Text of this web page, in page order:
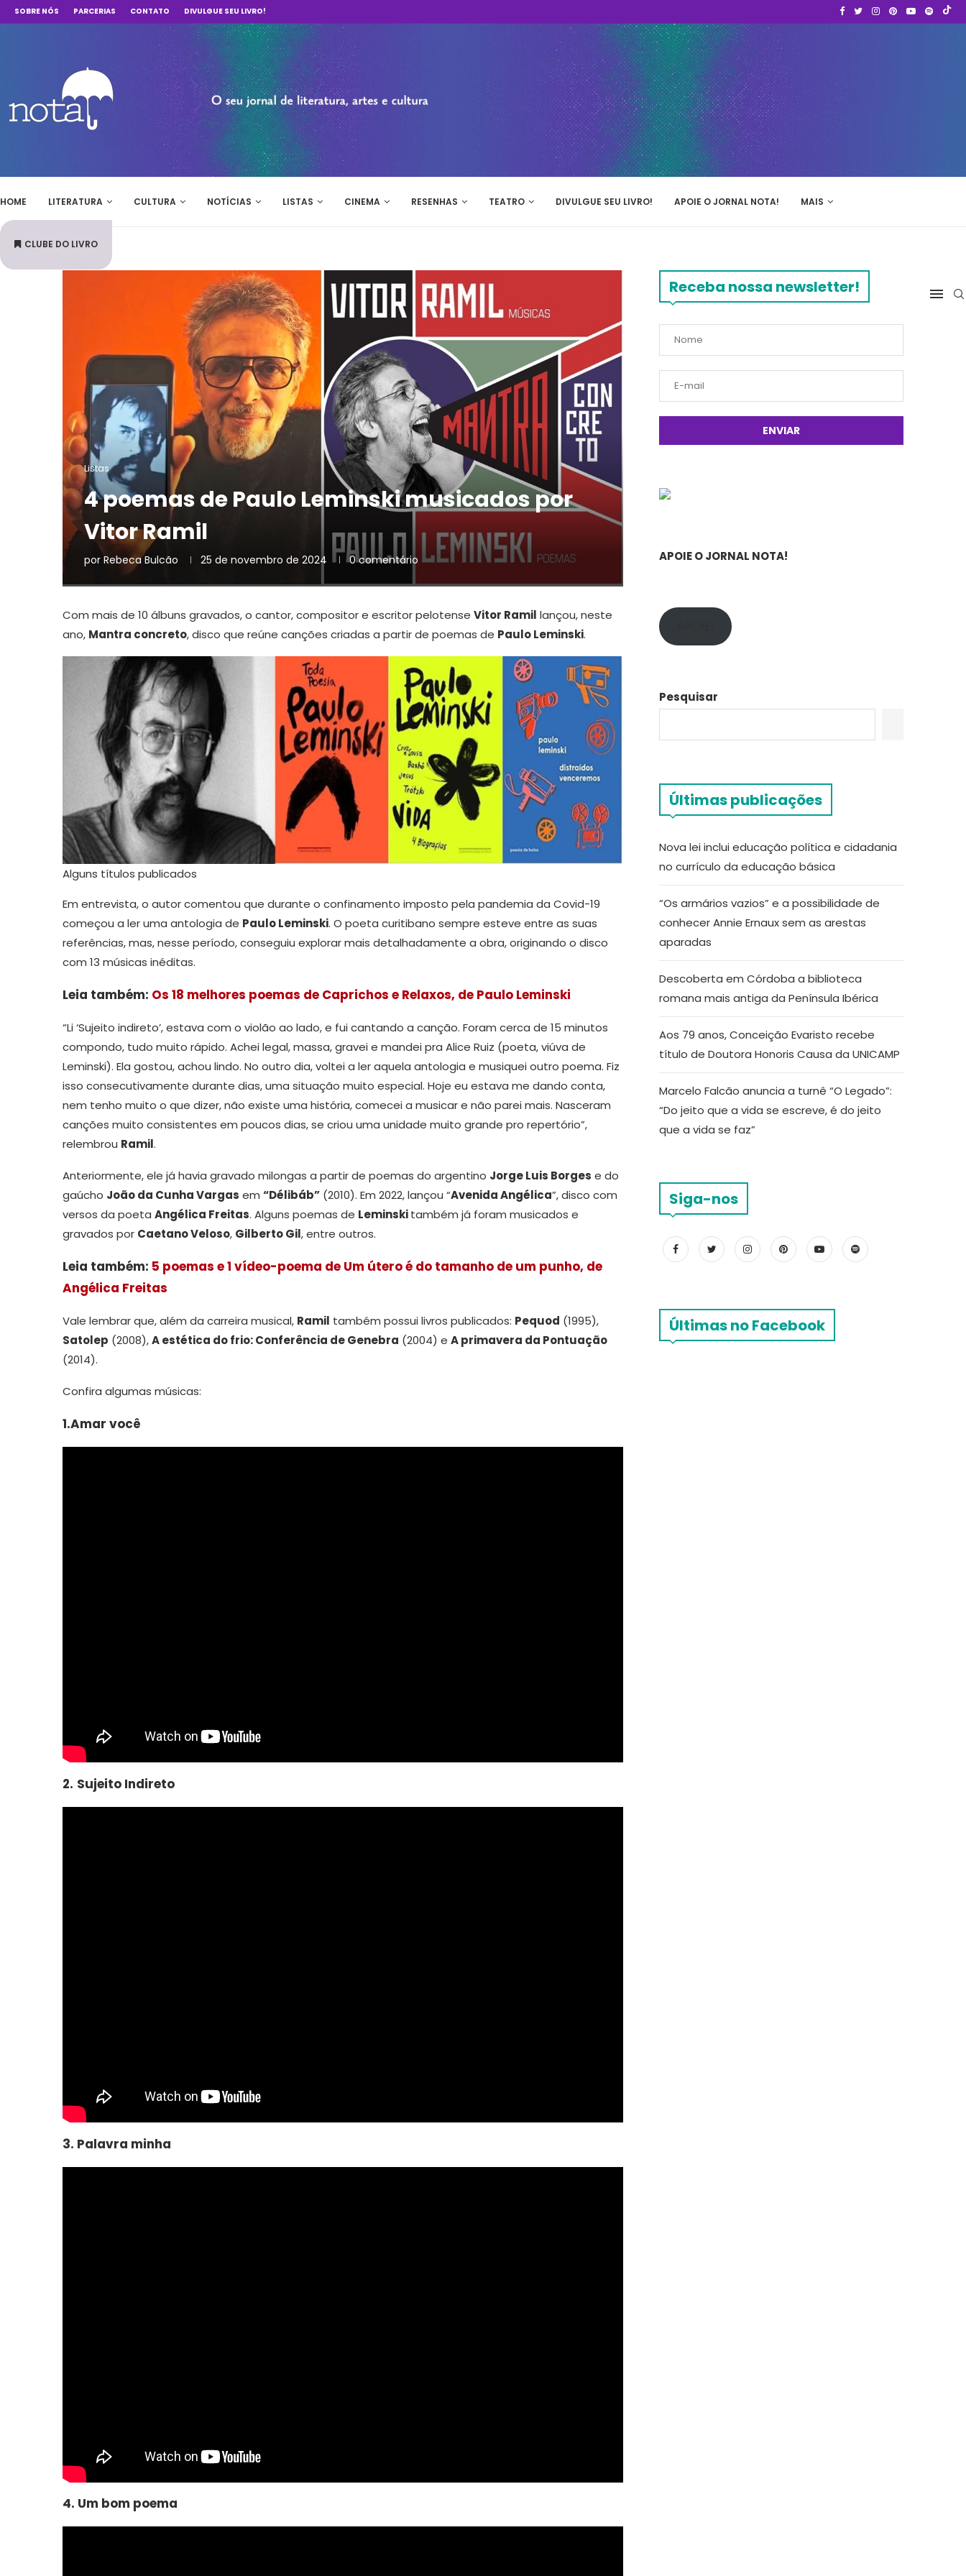
SOBRE NÓS PARCERIAS CONTATO DIVULGUE SEU LIVRO!
HOME LITERATURA CULTURA NOTÍCIAS LISTAS CINEMA RESENHAS TEATRO DIVULGUE SEU LIVRO! APOIE O JORNAL NOTA! MAIS
CLUBE DO LIVRO
Listas
4 poemas de Paulo Leminski musicados por
Vitor Ramil
por Rebeca Bulcão 25 de novembro de 2024 0 comentário
Com mais de 10 álbuns gravados, o cantor, compositor e escritor pelotense Vitor Ramil lançou, neste
ano, Mantra concreto, disco que reúne canções criadas a partir de poemas de Paulo Leminski.
Alguns títulos publicados
Em entrevista, o autor comentou que durante o confinamento imposto pela pandemia da Covid-19
começou a ler uma antologia de Paulo Leminski. O poeta curitibano sempre esteve entre as suas
referências, mas, nesse período, conseguiu explorar mais detalhadamente a obra, originando o disco
com 13 músicas inéditas.
Leia também: Os 18 melhores poemas de Caprichos e Relaxos, de Paulo Leminski
“Li ‘Sujeito indireto’, estava com o violão ao lado, e fui cantando a canção. Foram cerca de 15 minutos
compondo, tudo muito rápido. Achei legal, massa, gravei e mandei pra Alice Ruiz (poeta, viúva de
Leminski). Ela gostou, achou lindo. No outro dia, voltei a ler aquela antologia e musiquei outro poema. Fiz
isso consecutivamente durante dias, uma situação muito especial. Hoje eu estava me dando conta,
nem tenho muito o que dizer, não existe uma história, comecei a musicar e não parei mais. Nasceram
canções muito consistentes em poucos dias, se criou uma unidade muito grande pro repertório”,
relembrou Ramil.
Anteriormente, ele já havia gravado milongas a partir de poemas do argentino Jorge Luis Borges e do
gaúcho João da Cunha Vargas em “Délibáb” (2010). Em 2022, lançou “Avenida Angélica”, disco com
versos da poeta Angélica Freitas. Alguns poemas de Leminskitambém já foram musicados e
gravados por Caetano Veloso, Gilberto Gil, entre outros.
Leia também: 5 poemas e 1 vídeo-poema de Um útero é do tamanho de um punho, de
Angélica Freitas
Vale lembrar que, além da carreira musical, Ramil também possui livros publicados: Pequod (1995),
Satolep (2008),A estética do frio: Conferência de Genebra (2004) e A primavera da Pontuação
(2014).
Confira algumas músicas:
1.Amar você
2. Sujeito Indireto
3. Palavra minha
4. Um bom poema
Receba nossa newsletter!
APOIE O JORNAL NOTA!
Pesquisar
Últimas publicações
Nova lei inclui educação política e cidadania
no currículo da educação básica
“Os armários vazios” e a possibilidade de
conhecer Annie Ernaux sem as arestas
aparadas
Descoberta em Córdoba a biblioteca
romana mais antiga da Península Ibérica
Aos 79 anos, Conceição Evaristo recebe
título de Doutora Honoris Causa da UNICAMP
Marcelo Falcão anuncia a turnê “O Legado”:
“Do jeito que a vida se escreve, é do jeito
que a vida se faz”
Siga-nos
Últimas no Facebook